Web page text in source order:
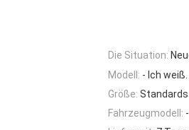
Die Situation:
Modell: - Ich weiß.
Größe: Standards
Fahrzeugmodell: